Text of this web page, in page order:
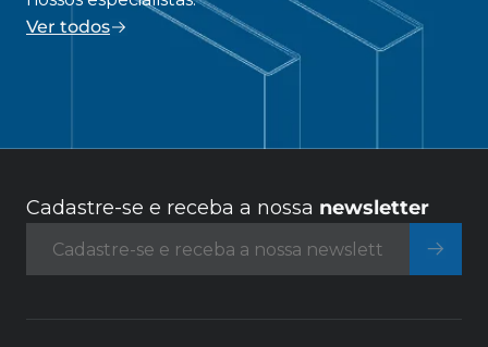
Ver todos
Cadastre-se e receba a nossa newsletter